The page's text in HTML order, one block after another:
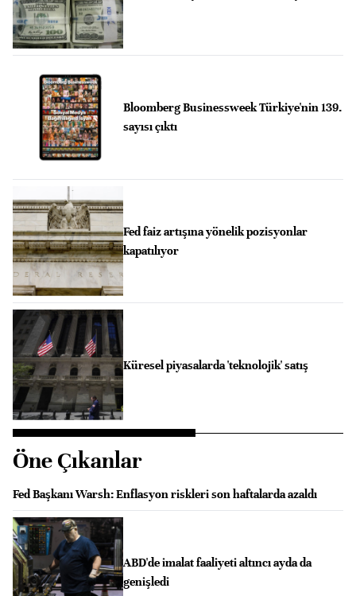
Bloomberg Businessweek Türkiye'nin 139.
sayısı çıktı
Fed faiz artışına yönelik pozisyonlar
kapatılıyor
Küresel piyasalarda 'teknolojik' satış
Öne Çıkanlar
Fed Başkanı Warsh: Enflasyon riskleri son haftalarda azaldı
ABD'de imalat faaliyeti altıncı ayda da
genişledi